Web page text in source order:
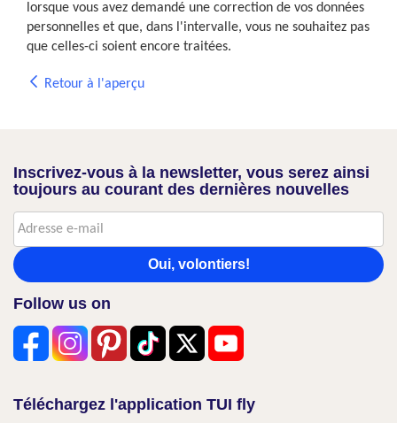
lorsque vous avez demandé une correction de vos données
personnelles et que, dans l'intervalle, vous ne souhaitez pas
que celles-ci soient encore traitées.
Retour à l'aperçu
Inscrivez-vous à la newsletter, vous serez ainsi
toujours au courant des dernières nouvelles
Oui, volontiers!
Follow us on
Téléchargez l'application TUI fly